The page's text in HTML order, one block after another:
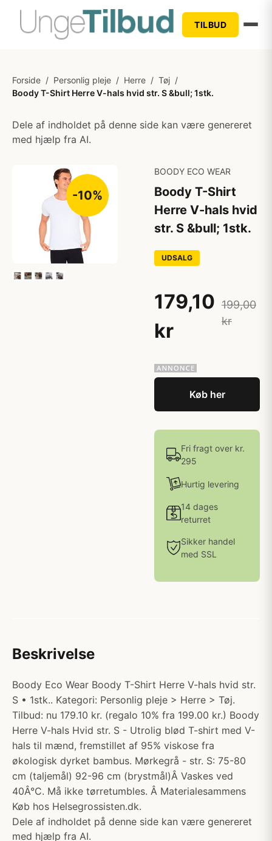
TILBUD
Forside / Personlig pleje / Herre / Tøj /
Boody T-Shirt Herre V-hals hvid str. S &bull; 1stk.
Dele af indholdet på denne side kan være genereret
med hjælp fra AI.
-10%
BOODY ECO WEAR
Boody T-Shirt
Herre V-hals hvid
str. S &bull; 1stk.
UDSALG
179,10
kr
199,00
kr
Køb her
Fri fragt over kr.
295
Hurtig levering
14 dages
returret
Sikker handel
med SSL
Beskrivelse
Boody Eco Wear Boody T-Shirt Herre V-hals hvid str.
S • 1stk.. Kategori: Personlig pleje > Herre > Tøj.
Tilbud: nu 179.10 kr. (regalo 10% fra 199.00 kr.) Boody
Herre V-hals Hvid str. S - Utrolig blød T-shirt med V-
hals til mænd, fremstillet af 95% viskose fra
økologisk dyrket bambus. Mørkegrå - str. S: 75-80
cm (taljemål) 92-96 cm (brystmål)Â Vaskes ved
40Â°C. Må ikke tørretumbles. Â Materialesammens
Køb hos Helsegrossisten.dk.
Dele af indholdet på denne side kan være genereret
med hjælp fra AI.